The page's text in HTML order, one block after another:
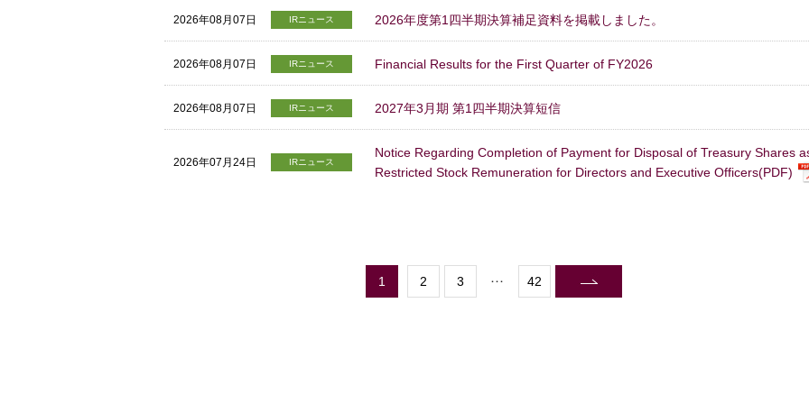
2026年08月07日 IRニュース 2026年度第1四半期決算補足資料を掲載しました。
2026年08月07日 IRニュース Financial Results for the First Quarter of FY2026
2026年08月07日 IRニュース 2027年3月期 第1四半期決算短信
2026年07月24日 IRニュース
Notice Regarding Completion of Payment for Disposal of Treasury Shares
Restricted Stock Remuneration for Directors and Executive Officers(PDF)
1 2 3 42